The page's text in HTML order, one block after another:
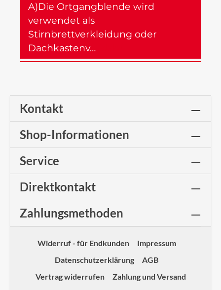
A)Die Ortgangblende wird
verwendet als
Stirnbrettverkleidung oder
Dachkastenv…
Kontakt
Shop-Informationen
Service
Direktkontakt
Zahlungsmethoden
Widerruf - für Endkunden
Impressum
Datenschutzerklärung
AGB
Vertrag widerrufen
Zahlung und Versand